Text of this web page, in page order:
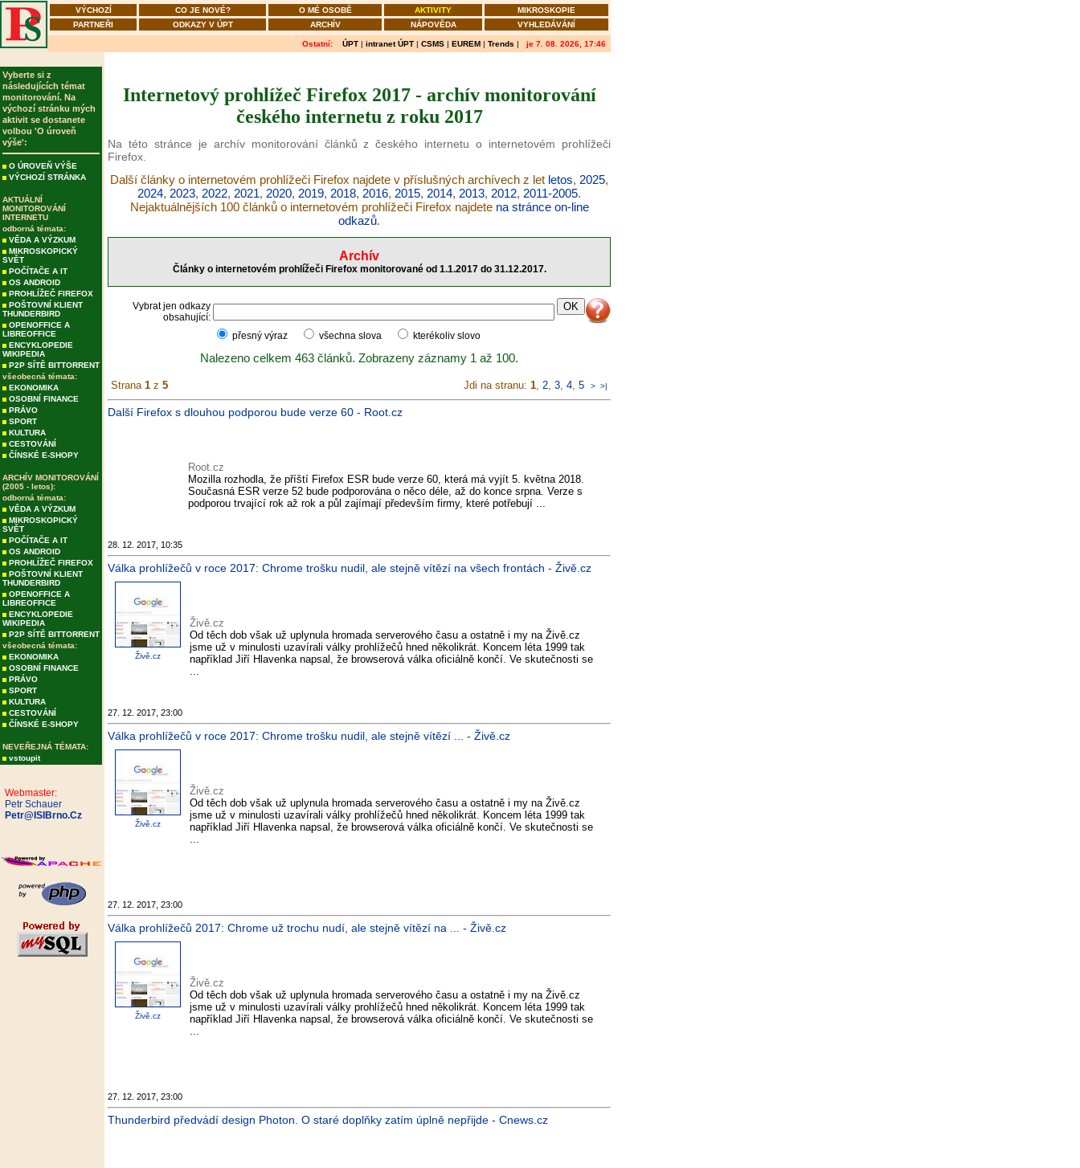
VÝCHOZÍ CO JE NOVÉ? O MÉ OSOBĚ AKTIVITY
MIKROSKOPIE
PARTNEŘI
ODKAZY V ÚPT ARCHÍV NÁPOVĚDA VYHLEDÁVÁNÍ
Ostatní: ÚPT | intranet ÚPT | CSMS | EUREM | Trends | je 7. 08. 2026, 17:46
Vyberte si z
následujících témat
monitorování. Na
výchozí stránku mých
aktivit se dostanete
volbou 'O úroveň
výše':
O ÚROVEŇ VÝŠE
VÝCHOZÍ STRÁNKA
AKTUÁLNÍ
MONITOROVÁNÍ
INTERNETU
odborná témata:
VĚDA A VÝZKUM
MIKROSKOPICKÝ
SVĚT
POČÍTAČE A IT
OS ANDROID
PROHLÍŽEČ FIREFOX
POŠTOVNÍ KLIENT
THUNDERBIRD
OPENOFFICE A
LIBREOFFICE
ENCYKLOPEDIE
WIKIPEDIA
P2P SÍTĚ BITTORRENT
všeobecná témata:
EKONOMIKA
OSOBNÍ FINANCE
PRÁVO
SPORT
KULTURA
CESTOVÁNÍ
ČÍNSKÉ E-SHOPY
ARCHÍV MONITOROVÁNÍ
(2005 - letos):
odborná témata:
VĚDA A VÝZKUM
MIKROSKOPICKÝ
SVĚT
POČÍTAČE A IT
OS ANDROID
PROHLÍŽEČ FIREFOX
POŠTOVNÍ KLIENT
THUNDERBIRD
OPENOFFICE A
LIBREOFFICE
ENCYKLOPEDIE
WIKIPEDIA
P2P SÍTĚ BITTORRENT
všeobecná témata:
EKONOMIKA
OSOBNÍ FINANCE
PRÁVO
SPORT
KULTURA
CESTOVÁNÍ
ČÍNSKÉ E-SHOPY
NEVEŘEJNÁ TÉMATA:
vstoupit
Webmaster:
Petr Schauer
Petr@ISIBrno.Cz
Internetový prohlížeč Firefox 2017 - archív monitorování
českého internetu z roku 2017
Na této stránce je archív monitorování článků z českého internetu o internetovém prohlížeči
Firefox.
Další články o internetovém prohlížeči Firefox najdete v příslušných archívech z let letos, 2025,
2024, 2023, 2022, 2021, 2020, 2019, 2018, 2016, 2015, 2014, 2013, 2012, 2011-2005.
Nejaktuálnějších 100 článků o internetovém prohlížeči Firefox najdete na stránce on-line
odkazů.
Archív
Články o internetovém prohlížeči Firefox monitorované od 1.1.2017 do 31.12.2017.
Vybrat jen odkazy
obsahující:
přesný výraz
všechna slova kterékoliv slovo
Nalezeno celkem 463 článků. Zobrazeny záznamy 1 až 100.
Strana 1 z 5 Jdi na stranu: 1, 2, 3, 4, 5 > >|
Další Firefox s dlouhou podporou bude verze 60 - Root.cz
Root.cz
Mozilla rozhodla, že příští Firefox ESR bude verze 60, která má vyjít 5. května 2018.
Současná ESR verze 52 bude podporována o něco déle, až do konce srpna. Verze s
podporou trvající rok až rok a půl zajímají především firmy, které potřebují ...
28. 12. 2017, 10:35
Válka prohlížečů v roce 2017: Chrome trošku nudil, ale stejně vítězí na všech frontách - Živě.cz
Živě.cz
Živě.cz
Od těch dob však už uplynula hromada serverového času a ostatně i my na Živě.cz
jsme už v minulosti uzavírali války prohlížečů hned několikrát. Koncem léta 1999 tak
například Jiří Hlavenka napsal, že browserová válka oficiálně končí. Ve skutečnosti se
...
27. 12. 2017, 23:00
Válka prohlížečů v roce 2017: Chrome trošku nudil, ale stejně vítězí ... - Živě.cz
Živě.cz
Živě.cz
Od těch dob však už uplynula hromada serverového času a ostatně i my na Živě.cz
jsme už v minulosti uzavírali války prohlížečů hned několikrát. Koncem léta 1999 tak
například Jiří Hlavenka napsal, že browserová válka oficiálně končí. Ve skutečnosti se
...
27. 12. 2017, 23:00
Válka prohlížečů 2017: Chrome už trochu nudí, ale stejně vítězí na ... - Živě.cz
Živě.cz
Živě.cz
Od těch dob však už uplynula hromada serverového času a ostatně i my na Živě.cz
jsme už v minulosti uzavírali války prohlížečů hned několikrát. Koncem léta 1999 tak
například Jiří Hlavenka napsal, že browserová válka oficiálně končí. Ve skutečnosti se
...
27. 12. 2017, 23:00
Thunderbird předvádí design Photon. O staré doplňky zatím úplně nepřijde - Cnews.cz